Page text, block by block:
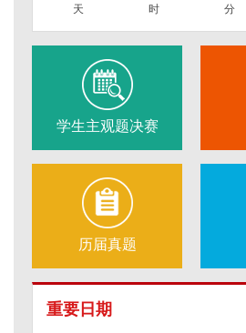
天 时 分
学生主观题决赛
历届真题
重要日期